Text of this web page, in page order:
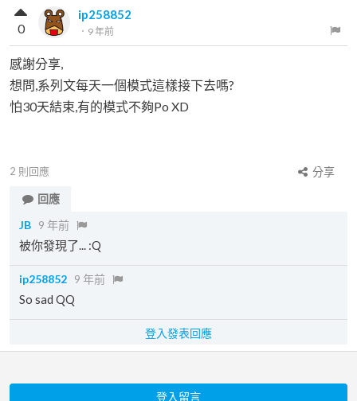
ip258852
． 9 年前
0
感謝分享,
想問,系列文每天一個模式這樣接下去嗎?
怕30天結束,有的模式不夠Po XD
2 則回應
分享
回應
JB 9 年前
被你發現了... :Q
ip258852 9 年前
So sad QQ
登入發表回應
登入留言